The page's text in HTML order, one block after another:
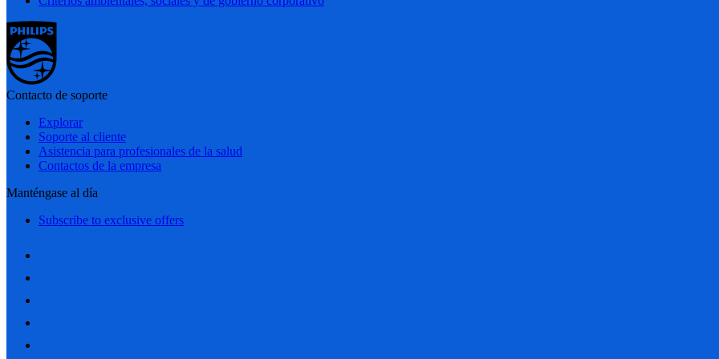
Contacto de soporte
Explorar
Soporte al cliente
Asistencia para profesionales de la salud
Contactos de la empresa
Manténgase al día
Subscribe to exclusive offers